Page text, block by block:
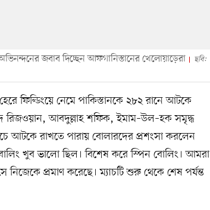
জবাব দিচ্ছেন আফগানিস্তানের খেলোয়াড়েরা
ছবি:
ফিল্ডিংয়ে নেমে পাকিস্তানকে ২৮২ রানে আটকে
রিজওয়ান, আবদুল্লাহ শফিক, ইমাম–উল–হক সমৃদ্ধ
আটকে রাখতে পারায় বোলারদের প্রশংসা করলেন
খুব ভালো ছিল। বিশেষ করে স্পিন বোলিং। আমরা
প্রমাণ করেছে। ম্যাচটি শুরু থেকে শেষ পর্যন্ত